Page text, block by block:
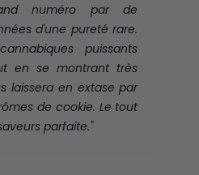
numéro par de
d'une pureté rare.
puissants
en se montrant très
laissera en extase par
de cookie. Le tout
parfaite."